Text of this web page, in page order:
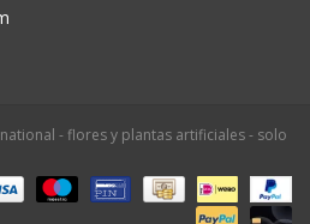
- flores y plantas artificiales - solo